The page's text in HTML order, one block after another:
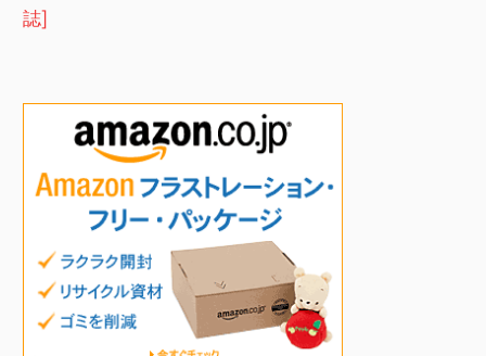
誌]